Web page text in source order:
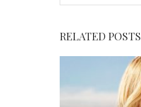
RELATED POSTS